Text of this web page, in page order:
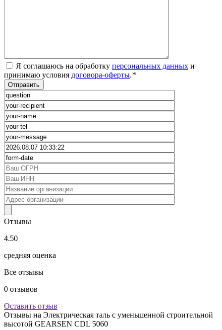
Я соглашаюсь на обработку персональных данных и
принимаю условия договора-оферты.*
Отзывы
4.50
средняя оценка
Все отзывы
0 отзывов
Оставить отзыв
Отзывы на Электрическая таль с уменьшенной строительной
высотой GEARSEN CDL 5060